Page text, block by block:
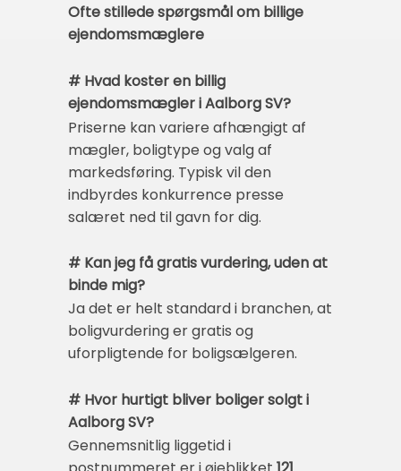
Ofte stillede spørgsmål om billige
ejendomsmæglere
# Hvad koster en billig
ejendomsmægler i Aalborg SV?
Priserne kan variere afhængigt af
mægler, boligtype og valg af
markedsføring. Typisk vil den
indbyrdes konkurrence presse
salæret ned til gavn for dig.
# Kan jeg få gratis vurdering, uden at
binde mig?
Ja det er helt standard i branchen, at
boligvurdering er gratis og
uforpligtende for boligsælgeren.
# Hvor hurtigt bliver boliger solgt i
Aalborg SV?
Gennemsnitlig liggetid i